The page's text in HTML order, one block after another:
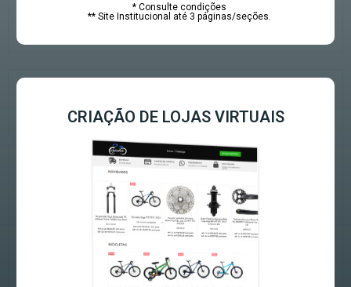
* Consulte condições
** Site Institucional até 3 páginas/seções.
CRIAÇÃO DE LOJAS VIRTUAIS